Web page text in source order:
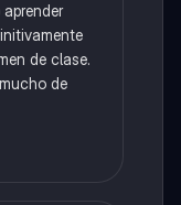
de clase.
de